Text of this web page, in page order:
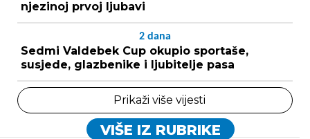
njezinoj prvoj ljubavi
2 dana
Sedmi Valdebek Cup okupio sportaše,
susjede, glazbenike i ljubitelje pasa
Prikaži više vijesti
VIŠE IZ RUBRIKE